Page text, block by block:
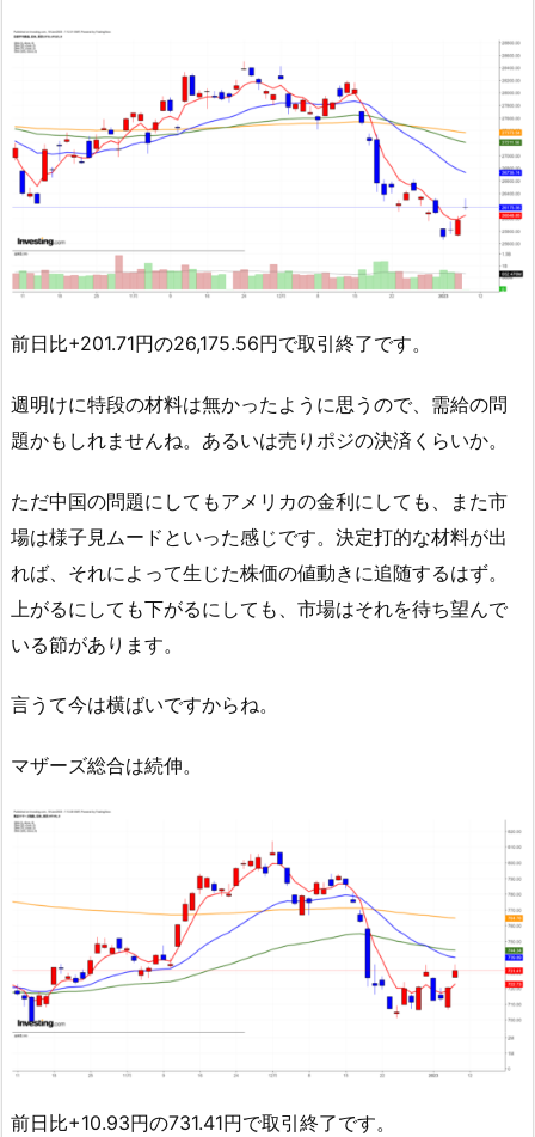
前日比+201.71円の26,175.56円で取引終了です。
週明けに特段の材料は無かったように思うので、需給の問
題かもしれませんね。あるいは売りポジの決済くらいか。
ただ中国の問題にしてもアメリカの金利にしても、また市
場は様子見ムードといった感じです。決定打的な材料が出
れば、それによって生じた株価の値動きに追随するはず。
上がるにしても下がるにしても、市場はそれを待ち望んで
いる節があります。
言うて今は横ばいですからね。
マザーズ総合は続伸。
前日比+10.93円の731.41円で取引終了です。